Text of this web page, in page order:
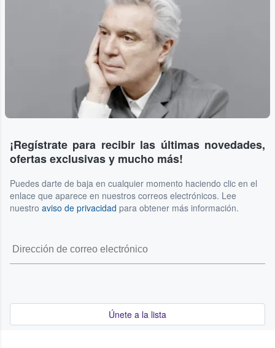
¡Regístrate para recibir las últimas novedades,
ofertas exclusivas y mucho más!
Puedes darte de baja en cualquier momento haciendo clic en el
enlace que aparece en nuestros correos electrónicos. Lee
nuestro aviso de privacidad para obtener más información.
Únete a la lista